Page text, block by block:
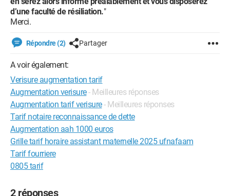
d’une faculté de résiliation."
Merci.
Répondre (2) Partager
A voir également:
Verisure augmentation tarif
Augmentation verisure- Meilleures réponses
Augmentation tarif verisure- Meilleures réponses
Tarif notaire reconnaissance de dette
Augmentation aah 1000 euros
Grille tarif horaire assistant maternelle 2025 ufnafaam
Tarif fourriere
0805 tarif
2 réponses